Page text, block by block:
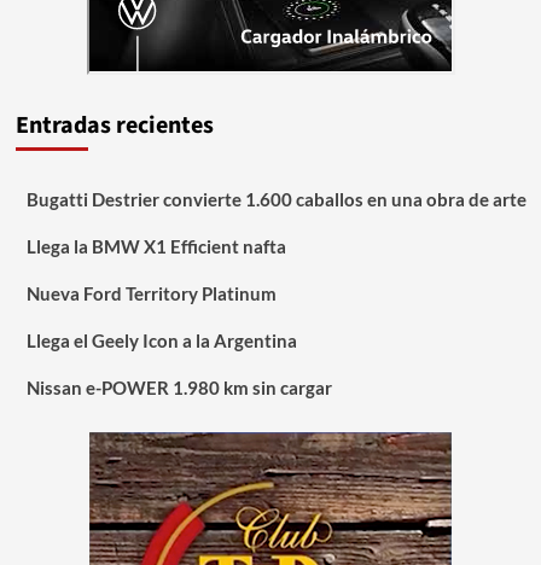
Entradas recientes
Bugatti Destrier convierte 1.600 caballos en una obra de arte
Llega la BMW X1 Efficient nafta
Nueva Ford Territory Platinum
Llega el Geely Icon a la Argentina
Nissan e-POWER 1.980 km sin cargar